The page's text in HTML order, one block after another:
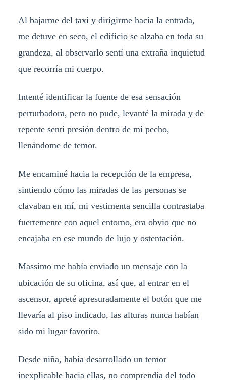
Al bajarme del taxi y dirigirme hacia la entrada,
me detuve en seco, el edificio se alzaba en toda su
grandeza, al observarlo sentí una extraña inquietud
que recorría mi cuerpo.
Intenté identificar la fuente de esa sensación
perturbadora, pero no pude, levanté la mirada y de
repente sentí presión dentro de mí pecho,
llenándome de temor.
Me encaminé hacia la recepción de la empresa,
sintiendo cómo las miradas de las personas se
clavaban en mí, mi vestimenta sencilla contrastaba
fuertemente con aquel entorno, era obvio que no
encajaba en ese mundo de lujo y ostentación.
Massimo me había enviado un mensaje con la
ubicación de su oficina, así que, al entrar en el
ascensor, apreté apresuradamente el botón que me
llevaría al piso indicado, las alturas nunca habían
sido mi lugar favorito.
Desde niña, había desarrollado un temor
inexplicable hacia ellas, no comprendía del todo